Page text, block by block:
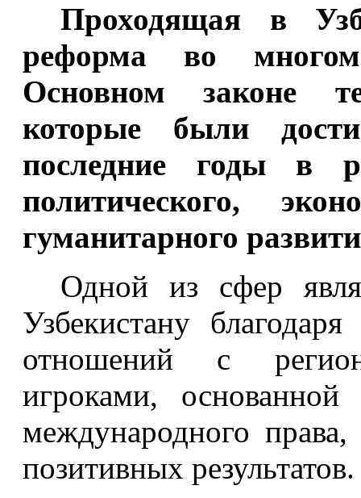
Проходящая в
реформа во
Основном законе
которые были
последние годы в
политического,
гуманитарного
Одной из сфер
Узбекистану
отношений с
игроками,
международного
позитивных результатов.